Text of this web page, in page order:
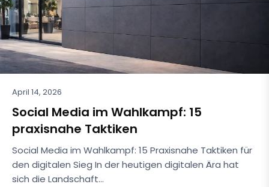
April 14, 2026
Social Media im Wahlkampf: 15
praxisnahe Taktiken
Social Media im Wahlkampf: 15 Praxisnahe Taktiken für
den digitalen Sieg In der heutigen digitalen Ära hat
sich die Landschaft…